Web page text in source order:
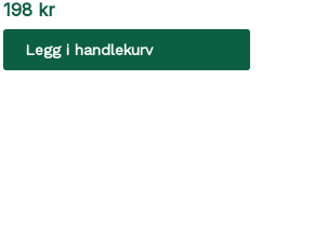
198 kr
Legg i handlekurv